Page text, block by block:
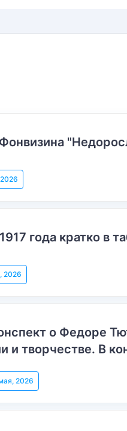
года кратко в
2026
о Федоре
и творчестве. В
2026